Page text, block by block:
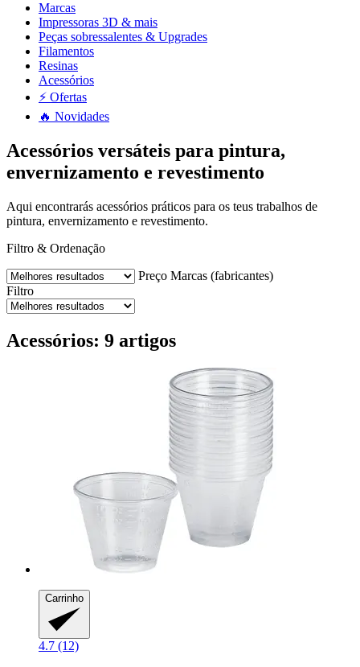
Marcas
Impressoras 3D & mais
Peças sobressalentes & Upgrades
Filamentos
Resinas
Acessórios
⚡ Ofertas
🔥 Novidades
Acessórios versáteis para pintura,
envernizamento e revestimento
Aqui encontrarás acessórios práticos para os teus trabalhos de
pintura, envernizamento e revestimento.
Filtro & Ordenação
Preço Marcas (fabricantes)
Filtro
Acessórios: 9 artigos
Carrinho
4.7 (12)